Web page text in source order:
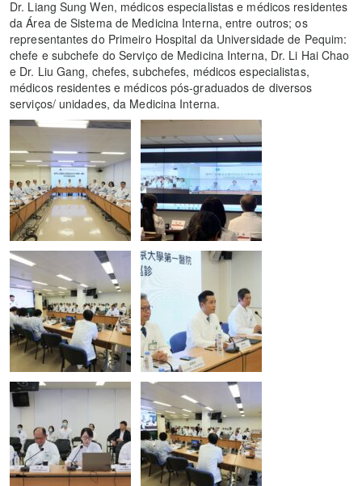
Dr. Liang Sung Wen, médicos especialistas e médicos residentes
da Área de Sistema de Medicina Interna, entre outros; os
representantes do Primeiro Hospital da Universidade de Pequim:
chefe e subchefe do Serviço de Medicina Interna, Dr. Li Hai Chao
e Dr. Liu Gang, chefes, subchefes, médicos especialistas,
médicos residentes e médicos pós-graduados de diversos
serviços/ unidades, da Medicina Interna.